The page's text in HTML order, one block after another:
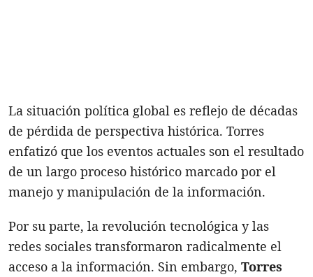
La situación política global es reflejo de décadas
de pérdida de perspectiva histórica. Torres
enfatizó que los eventos actuales son el resultado
de un largo proceso histórico marcado por el
manejo y manipulación de la información.
Por su parte, la revolución tecnológica y las
redes sociales transformaron radicalmente el
acceso a la información. Sin embargo, Torres